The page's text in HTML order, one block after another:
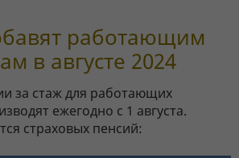
работающим
в августе 2024
за стаж для работающих
ежегодно с 1 августа.
страховых пенсий: